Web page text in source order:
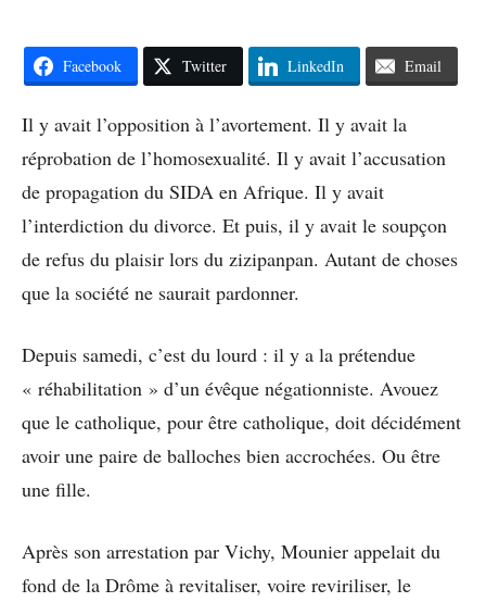
Facebook Twitter LinkedIn Email
Il y avait l’opposition à l’avortement. Il y avait la
réprobation de l’homosexualité. Il y avait l’accusation
de propagation du SIDA en Afrique. Il y avait
l’interdiction du divorce. Et puis, il y avait le soupçon
de refus du plaisir lors du zizipanpan. Autant de choses
que la société ne saurait pardonner.
Depuis samedi, c’est du lourd : il y a la prétendue
« réhabilitation » d’un évêque négationniste. Avouez
que le catholique, pour être catholique, doit décidément
avoir une paire de balloches bien accrochées. Ou être
une fille.
Après son arrestation par Vichy, Mounier appelait du
fond de la Drôme à revitaliser, voire reviriliser, le